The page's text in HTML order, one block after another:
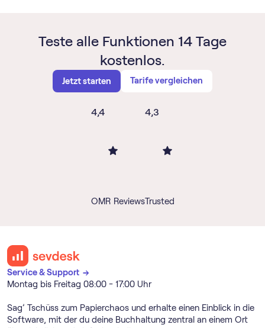
Teste alle Funktionen 14 Tage
kostenlos.
Jetzt starten Tarife vergleichen
4,4
OMR Reviews
4,3
Trusted
Service & Support →
Montag bis Freitag 08:00 - 17:00 Uhr
Sag’ Tschüss zum Papierchaos und erhalte einen Einblick in die
Software, mit der du deine Buchhaltung zentral an einem Ort